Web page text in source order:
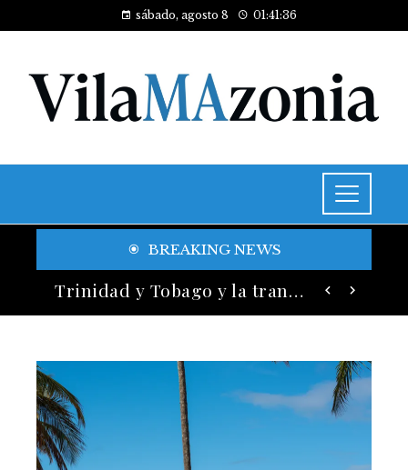
sábado, agosto 8 01:41:38
BREAKING NEWS
Trinidad y Tobago y la transición energética con enfoque en justicia social y desarrollo sostenible